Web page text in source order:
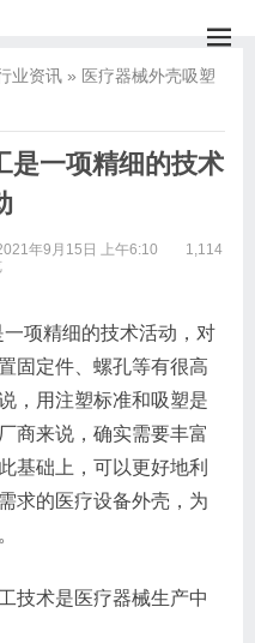
业资讯 » 医疗器械外壳吸塑
是一项精细的技术
年9月15日 上午6:10
1,114
一项精细的技术活动，对
固定件、螺孔等有很高
，用注塑标准和吸塑是
商来说，确实需要丰富
基础上，可以更好地利
求的医疗设备外壳，为
术是医疗器械生产中